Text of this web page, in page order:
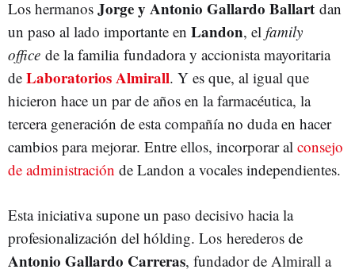
Los hermanos Jorge y Antonio Gallardo Ballart dan
un paso al lado importante en Landon, el family
office de la familia fundadora y accionista mayoritaria
de Laboratorios Almirall. Y es que, al igual que
hicieron hace un par de años en la farmacéutica, la
tercera generación de esta compañía no duda en hacer
cambios para mejorar. Entre ellos, incorporar al consejo
de administración de Landon a vocales independientes.
Esta iniciativa supone un paso decisivo hacia la
profesionalización del hólding. Los herederos de
Antonio Gallardo Carreras, fundador de Almirall a